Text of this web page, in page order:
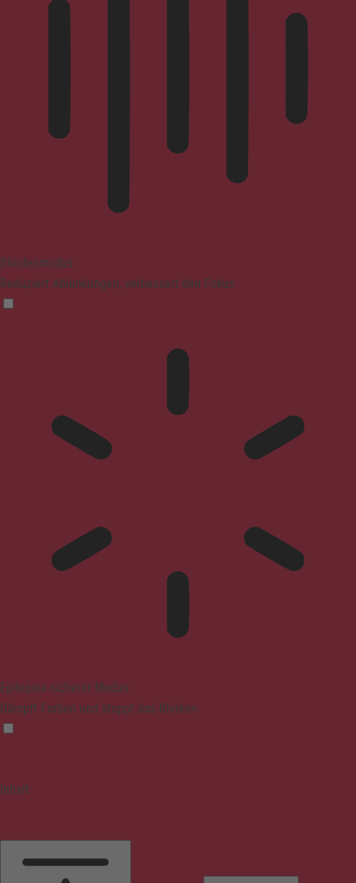
Blindenmodus
Reduziert Ablenkungen, verbessert den Fokus
Epilepsie-sicherer Modus
Dämpft Farben und stoppt das Blinken
Inhalt